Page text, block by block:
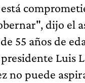
dijo el
55 años de
Luis
no puede